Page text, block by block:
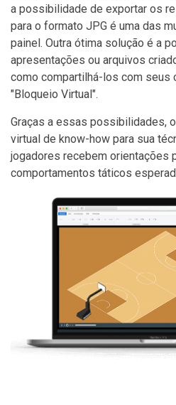
a possibilidade de exportar os
para o formato JPG é uma das
painel. Outra ótima solução é a
apresentações ou arquivos
como compartilhá-los com seus
"Bloqueio Virtual".
Graças a essas possibilidades,
virtual de know-how para sua
jogadores recebem orientações
comportamentos táticos